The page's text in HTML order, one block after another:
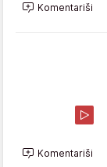
Komentariši
Komentariši